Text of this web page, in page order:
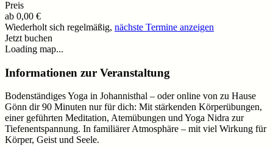
Preis
ab 0,00 €
Wiederholt sich regelmäßig, nächste Termine anzeigen
Jetzt buchen
Loading map...
Informationen zur Veranstaltung
Bodenständiges Yoga in Johannisthal – oder online von zu Hause
Gönn dir 90 Minuten nur für dich: Mit stärkenden Körperübungen,
einer geführten Meditation, Atemübungen und Yoga Nidra zur
Tiefenentspannung. In familiärer Atmosphäre – mit viel Wirkung für
Körper, Geist und Seele.